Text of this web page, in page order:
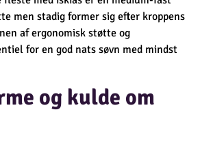
men stadig former sig efter kroppens
af ergonomisk støtte og
for en god nats søvn med mindst
og kulde om